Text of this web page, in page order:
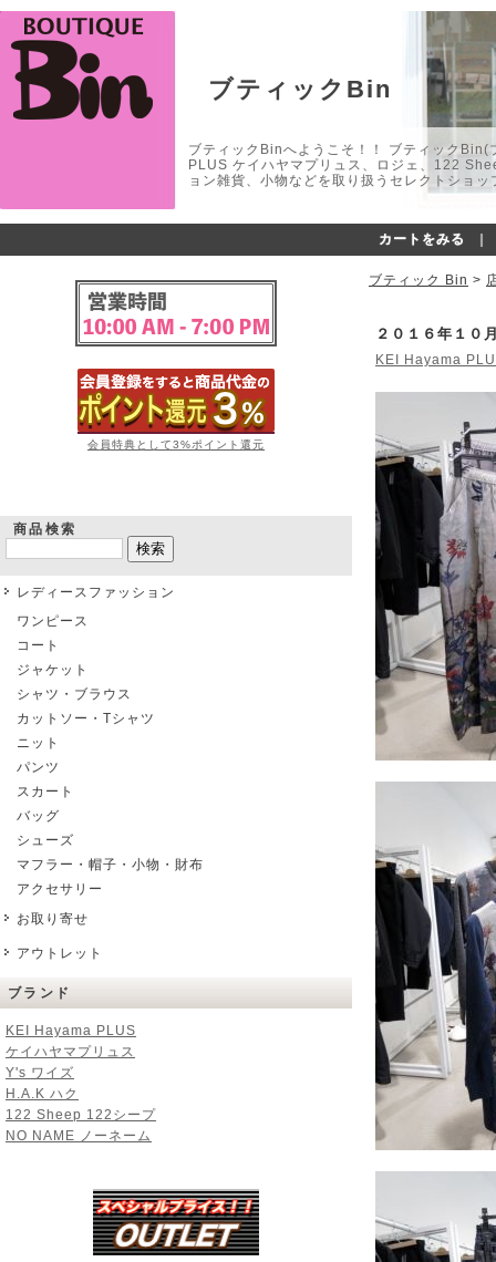
ブティックBin
ブティックBinへようこそ！！ ブティック
PLUS ケイハヤマプリュス、ロジェ、122
ョン雑貨、小物などを取り扱うセレクトショ
カートをみる
会員特典として3%ポイント還元
商品検索
レディースファッション
ワンピース
コート
ジャケット
シャツ・ブラウス
カットソー・Tシャツ
ニット
パンツ
スカート
バッグ
シューズ
マフラー・帽子・小物・財布
アクセサリー
お取り寄せ
アウトレット
ブランド
KEI Hayama PLUS
ケイハヤマプリュス
Y's ワイズ
H.A.K ハク
122 Sheep 122シープ
NO NAME ノーネーム
ブティック Bin >
２０１６年１０
KEI Hayama